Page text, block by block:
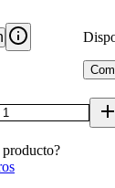
producto?